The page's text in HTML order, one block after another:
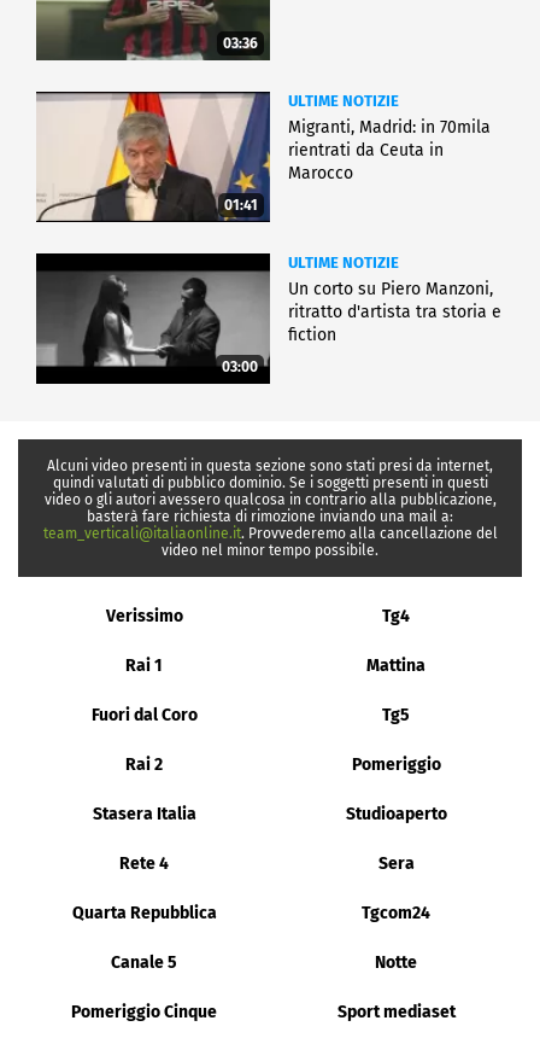
03:36
01:41
ULTIME NOTIZIE
Migranti, Madrid: in 70mila
rientrati da Ceuta in
Marocco
03:00
ULTIME NOTIZIE
Un corto su Piero Manzoni,
ritratto d'artista tra storia e
fiction
Alcuni video presenti in questa sezione sono stati presi da internet,
quindi valutati di pubblico dominio. Se i soggetti presenti in questi
video o gli autori avessero qualcosa in contrario alla pubblicazione,
basterà fare richiesta di rimozione inviando una mail a:
team_verticali@italiaonline.it. Provvederemo alla cancellazione del
video nel minor tempo possibile.
Verissimo Tg4
Rai 1 Mattina
Fuori dal Coro Tg5
Rai 2 Pomeriggio
Stasera Italia Studioaperto
Rete 4 Sera
Quarta Repubblica Tgcom24
Canale 5 Notte
Pomeriggio Cinque Sport mediaset